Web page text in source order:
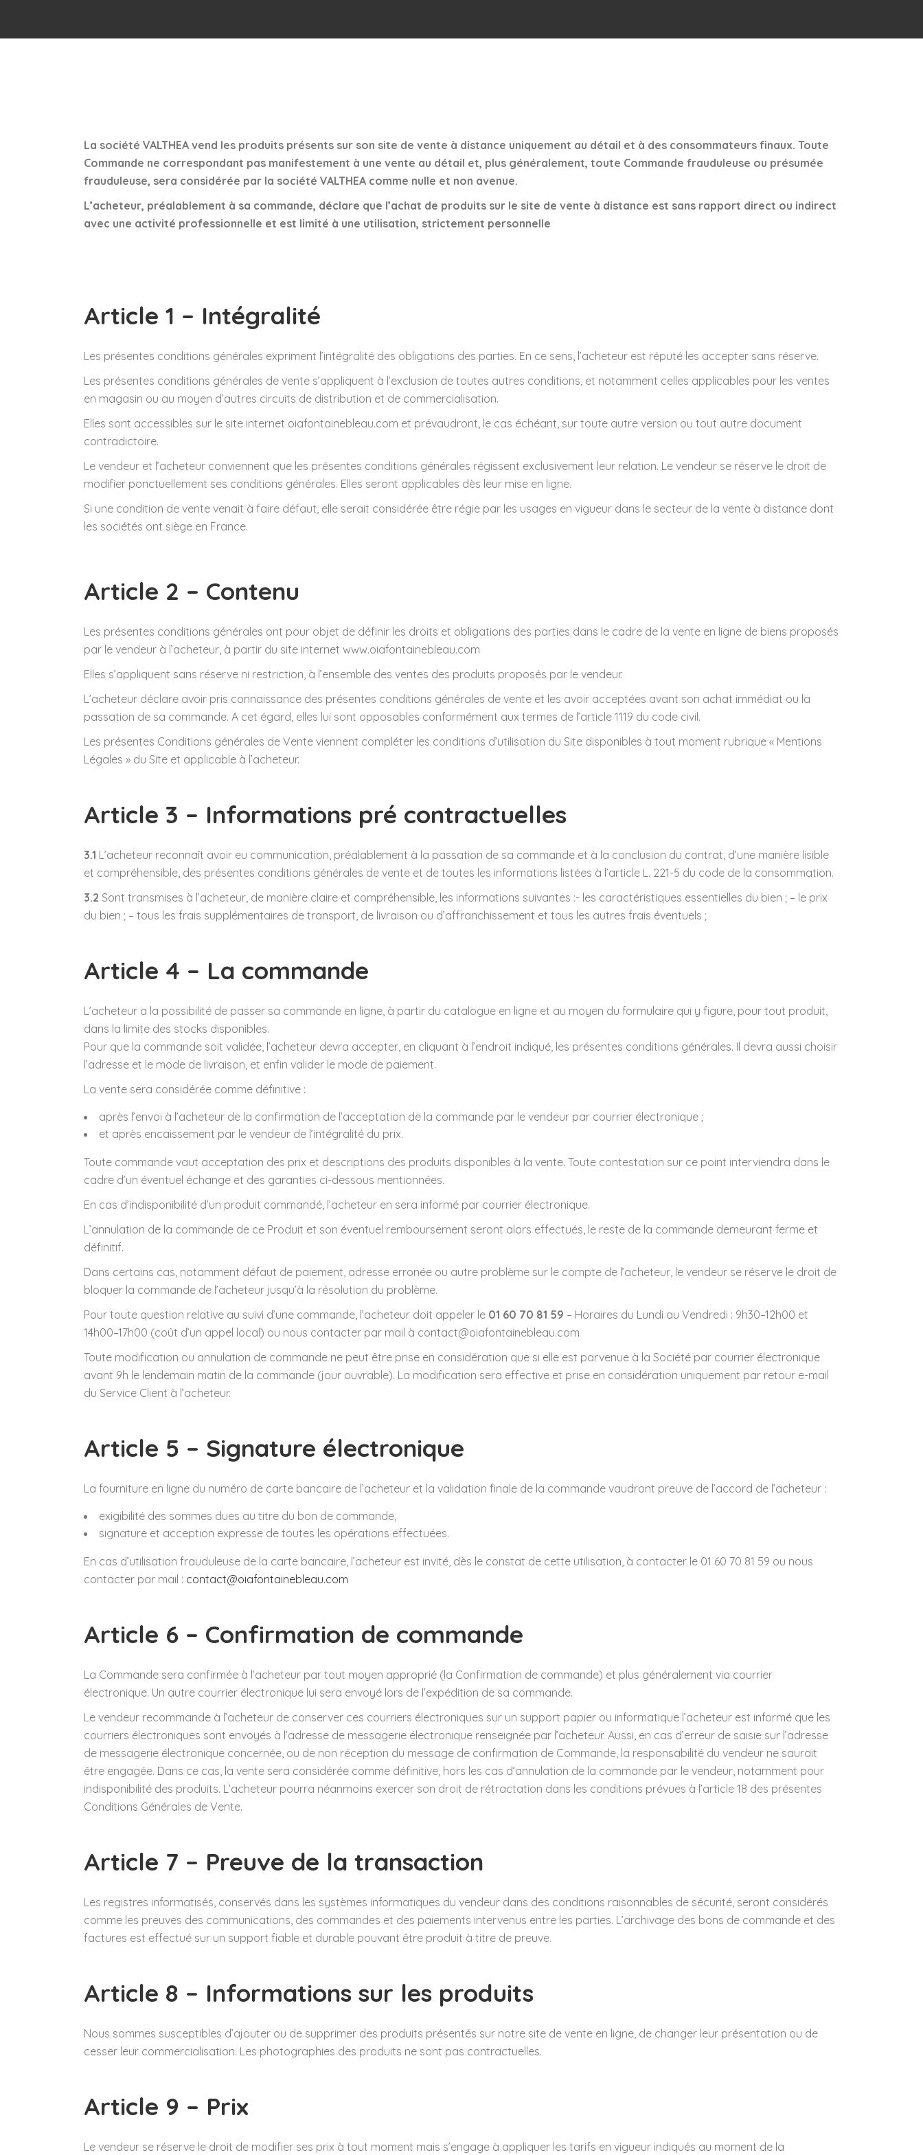
La société VALTHEA vend les produits présents sur son site de vente à distance uniquement au détail et à des consommateurs finaux. Toute
Commande ne correspondant pas manifestement à une vente au détail et, plus généralement, toute Commande frauduleuse ou présumée
frauduleuse, sera considérée par la société VALTHEA comme nulle et non avenue.
L’acheteur, préalablement à sa commande, déclare que l’achat de produits sur le site de vente à distance est sans rapport direct ou indirect
avec une activité professionnelle et est limité à une utilisation, strictement personnelle
Article 1 – Intégralité
Les présentes conditions générales expriment l’intégralité des obligations des parties. En ce sens, l’acheteur est réputé les accepter sans réserve.
Les présentes conditions générales de vente s’appliquent à l’exclusion de toutes autres conditions, et notamment celles applicables pour les ventes
en magasin ou au moyen d’autres circuits de distribution et de commercialisation.
Elles sont accessibles sur le site internet oiafontainebleau.com et prévaudront, le cas échéant, sur toute autre version ou tout autre document
contradictoire.
Le vendeur et l’acheteur conviennent que les présentes conditions générales régissent exclusivement leur relation. Le vendeur se réserve le droit de
modifier ponctuellement ses conditions générales. Elles seront applicables dès leur mise en ligne.
Si une condition de vente venait à faire défaut, elle serait considérée être régie par les usages en vigueur dans le secteur de la vente à distance dont
les sociétés ont siège en France.
Article 2 – Contenu
Les présentes conditions générales ont pour objet de définir les droits et obligations des parties dans le cadre de la vente en ligne de biens proposés
par le vendeur à l’acheteur, à partir du site internet www.oiafontainebleau.com
Elles s’appliquent sans réserve ni restriction, à l’ensemble des ventes des produits proposés par le vendeur.
L’acheteur déclare avoir pris connaissance des présentes conditions générales de vente et les avoir acceptées avant son achat immédiat ou la
passation de sa commande. A cet égard, elles lui sont opposables conformément aux termes de l’article 1119 du code civil.
Les présentes Conditions générales de Vente viennent compléter les conditions d’utilisation du Site disponibles à tout moment rubrique « Mentions
Légales » du Site et applicable à l’acheteur.
Article 3 – Informations pré contractuelles
3.1 L’acheteur reconnaît avoir eu communication, préalablement à la passation de sa commande et à la conclusion du contrat, d’une manière lisible
et compréhensible, des présentes conditions générales de vente et de toutes les informations listées à l’article L. 221-5 du code de la consommation.
3.2 Sont transmises à l’acheteur, de manière claire et compréhensible, les informations suivantes :- les caractéristiques essentielles du bien ; – le prix
du bien ; – tous les frais supplémentaires de transport, de livraison ou d’affranchissement et tous les autres frais éventuels ;
Article 4 – La commande
L’acheteur a la possibilité de passer sa commande en ligne, à partir du catalogue en ligne et au moyen du formulaire qui y figure, pour tout produit,
dans la limite des stocks disponibles.
Pour que la commande soit validée, l’acheteur devra accepter, en cliquant à l’endroit indiqué, les présentes conditions générales. Il devra aussi choisir
l’adresse et le mode de livraison, et enfin valider le mode de paiement.
La vente sera considérée comme définitive :
après l’envoi à l’acheteur de la confirmation de l’acceptation de la commande par le vendeur par courrier électronique ;
et après encaissement par le vendeur de l’intégralité du prix.
Toute commande vaut acceptation des prix et descriptions des produits disponibles à la vente. Toute contestation sur ce point interviendra dans le
cadre d’un éventuel échange et des garanties ci-dessous mentionnées.
En cas d’indisponibilité d’un produit commandé, l’acheteur en sera informé par courrier électronique.
L’annulation de la commande de ce Produit et son éventuel remboursement seront alors effectués, le reste de la commande demeurant ferme et
définitif.
Dans certains cas, notamment défaut de paiement, adresse erronée ou autre problème sur le compte de l’acheteur, le vendeur se réserve le droit de
bloquer la commande de l’acheteur jusqu’à la résolution du problème.
Pour toute question relative au suivi d’une commande, l’acheteur doit appeler le 01 60 70 81 59 – Horaires du Lundi au Vendredi : 9h30–12h00 et
14h00–17h00 (coût d’un appel local) ou nous contacter par mail à contact@oiafontainebleau.com
Toute modification ou annulation de commande ne peut être prise en considération que si elle est parvenue à la Société par courrier électronique
avant 9h le lendemain matin de la commande (jour ouvrable). La modification sera effective et prise en considération uniquement par retour e-mail
du Service Client à l’acheteur.
Article 5 – Signature électronique
La fourniture en ligne du numéro de carte bancaire de l’acheteur et la validation finale de la commande vaudront preuve de l’accord de l’acheteur :
exigibilité des sommes dues au titre du bon de commande,
signature et acception expresse de toutes les opérations effectuées.
En cas d’utilisation frauduleuse de la carte bancaire, l’acheteur est invité, dès le constat de cette utilisation, à contacter le 01 60 70 81 59 ou nous
contacter par mail : contact@oiafontainebleau.com
Article 6 – Confirmation de commande
La Commande sera confirmée à l’acheteur par tout moyen approprié (la Confirmation de commande) et plus généralement via courrier
électronique. Un autre courrier électronique lui sera envoyé lors de l’expédition de sa commande.
Le vendeur recommande à l’acheteur de conserver ces courriers électroniques sur un support papier ou informatique l’acheteur est informé que les
courriers électroniques sont envoyés à l’adresse de messagerie électronique renseignée par l’acheteur. Aussi, en cas d’erreur de saisie sur l’adresse
de messagerie électronique concernée, ou de non réception du message de confirmation de Commande, la responsabilité du vendeur ne saurait
être engagée. Dans ce cas, la vente sera considérée comme définitive, hors les cas d’annulation de la commande par le vendeur, notamment pour
indisponibilité des produits. L’acheteur pourra néanmoins exercer son droit de rétractation dans les conditions prévues à l’article 18 des présentes
Conditions Générales de Vente.
Article 7 – Preuve de la transaction
Les registres informatisés, conservés dans les systèmes informatiques du vendeur dans des conditions raisonnables de sécurité, seront considérés
comme les preuves des communications, des commandes et des paiements intervenus entre les parties. L’archivage des bons de commande et des
factures est effectué sur un support fiable et durable pouvant être produit à titre de preuve.
Article 8 – Informations sur les produits
Nous sommes susceptibles d’ajouter ou de supprimer des produits présentés sur notre site de vente en ligne, de changer leur présentation ou de
cesser leur commercialisation. Les photographies des produits ne sont pas contractuelles.
Article 9 – Prix
Le vendeur se réserve le droit de modifier ses prix à tout moment mais s’engage à appliquer les tarifs en vigueur indiqués au moment de la